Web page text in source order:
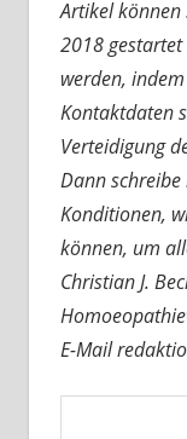
Artikel können
2018
werden,
Kontaktdaten
Verteidigung
Dann
Konditionen,
können, um
Christian J.
E-Mail